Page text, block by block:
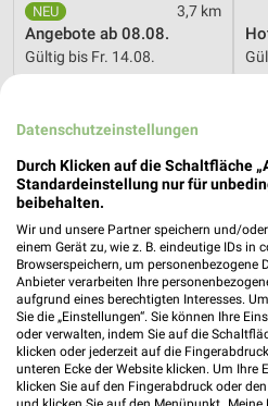
3,7 km
Angebote ab 08.08.
Gültig bis Fr. 14.08.
Datenschutzeinstellungen
Durch Klicken auf die Schaltfläche
Standardeinstellung nur für
beibehalten.
Wir und unsere Partner speichern und/
einem Gerät zu, wie z. B. eindeutige IDs in
Browserspeichern, um personenbezogene
Anbieter verarbeiten Ihre
aufgrund eines berechtigten Interesses.
Sie die „Einstellungen“. Sie können Ihre
oder verwalten, indem Sie auf die
klicken oder jederzeit auf die
unteren Ecke der Website klicken. Um Ihre
klicken Sie auf den Fingerabdruck oder